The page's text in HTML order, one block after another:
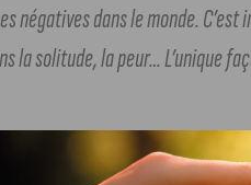
négatives dans le monde.
la solitude, la peur… L’unique
veut un espace de respiration.